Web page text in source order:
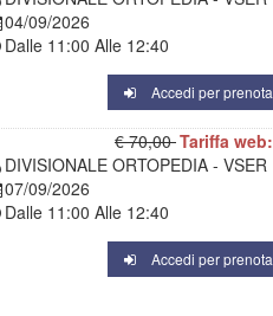
04/09/2026
Dalle 11:00 Alle 12:40
Accedi per
€ 70,00Tariffa
DIVISIONALE ORTOPEDIA - VSER
07/09/2026
Dalle 11:00 Alle 12:40
Accedi per